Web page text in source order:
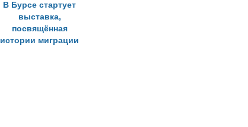
В Бурсе стартует
выставка,
посвящённая
истории миграции